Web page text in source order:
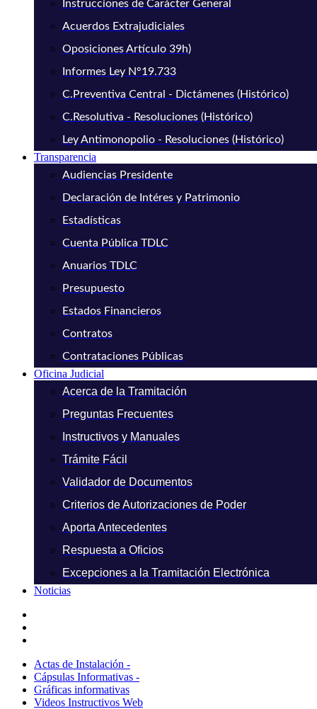
Instrucciones de Carácter General
Acuerdos Extrajudiciales
Oposiciones Artículo 39h)
Informes Ley N°19.733
C.Preventiva Central - Dictámenes (Histórico)
C.Resolutiva - Resoluciones (Histórico)
Ley Antimonopolio - Resoluciones (Histórico)
Transparencia
Audiencias Presidente
Declaración de Intéres y Patrimonio
Estadísticas
Cuenta Pública TDLC
Anuarios TDLC
Presupuesto
Estados Financieros
Contratos
Contrataciones Públicas
Oficina Judicial
Acerca de la Tramitación
Preguntas Frecuentes
Instructivos y Manuales
Trámite Fácil
Validador de Documentos
Criterios de Autorizaciones de Poder
Aporta Antecedentes
Respuesta a Oficios
Excepciones a la Tramitación Electrónica
Noticias
Actas de Instalación -
Cápsulas Informativas -
Gráficas informativas
Videos Instructivos Web